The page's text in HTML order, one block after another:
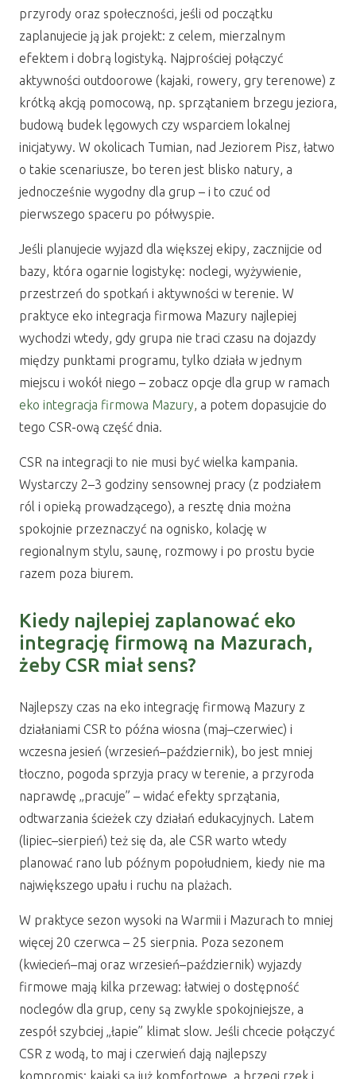
przyrody oraz społeczności, jeśli od początku
zaplanujecie ją jak projekt: z celem, mierzalnym
efektem i dobrą logistyką. Najprościej połączyć
aktywności outdoorowe (kajaki, rowery, gry terenowe) z
krótką akcją pomocową, np. sprzątaniem brzegu jeziora,
budową budek lęgowych czy wsparciem lokalnej
inicjatywy. W okolicach Tumian, nad Jeziorem Pisz, łatwo
o takie scenariusze, bo teren jest blisko natury, a
jednocześnie wygodny dla grup – i to czuć od
pierwszego spaceru po półwyspie.
Jeśli planujecie wyjazd dla większej ekipy, zacznijcie od
bazy, która ogarnie logistykę: noclegi, wyżywienie,
przestrzeń do spotkań i aktywności w terenie. W
praktyce eko integracja firmowa Mazury najlepiej
wychodzi wtedy, gdy grupa nie traci czasu na dojazdy
między punktami programu, tylko działa w jednym
miejscu i wokół niego – zobacz opcje dla grup w ramach
eko integracja firmowa Mazury, a potem dopasujcie do
tego CSR-ową część dnia.
CSR na integracji to nie musi być wielka kampania.
Wystarczy 2–3 godziny sensownej pracy (z podziałem
ról i opieką prowadzącego), a resztę dnia można
spokojnie przeznaczyć na ognisko, kolację w
regionalnym stylu, saunę, rozmowy i po prostu bycie
razem poza biurem.
Kiedy najlepiej zaplanować eko
integrację firmową na Mazurach,
żeby CSR miał sens?
Najlepszy czas na eko integrację firmową Mazury z
działaniami CSR to późna wiosna (maj–czerwiec) i
wczesna jesień (wrzesień–październik), bo jest mniej
tłoczno, pogoda sprzyja pracy w terenie, a przyroda
naprawdę „pracuje” – widać efekty sprzątania,
odtwarzania ścieżek czy działań edukacyjnych. Latem
(lipiec–sierpień) też się da, ale CSR warto wtedy
planować rano lub późnym popołudniem, kiedy nie ma
największego upału i ruchu na plażach.
W praktyce sezon wysoki na Warmii i Mazurach to mniej
więcej 20 czerwca – 25 sierpnia. Poza sezonem
(kwiecień–maj oraz wrzesień–październik) wyjazdy
firmowe mają kilka przewag: łatwiej o dostępność
noclegów dla grup, ceny są zwykle spokojniejsze, a
zespół szybciej „łapie” klimat slow. Jeśli chcecie połączyć
CSR z wodą, to maj i czerwień dają najlepszy
kompromis: kajaki są już komfortowe, a brzegi rzek i